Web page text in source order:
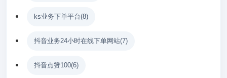
ks业务下单平台(8)
抖音业务24小时在线下单网站(7)
抖音点赞100(6)